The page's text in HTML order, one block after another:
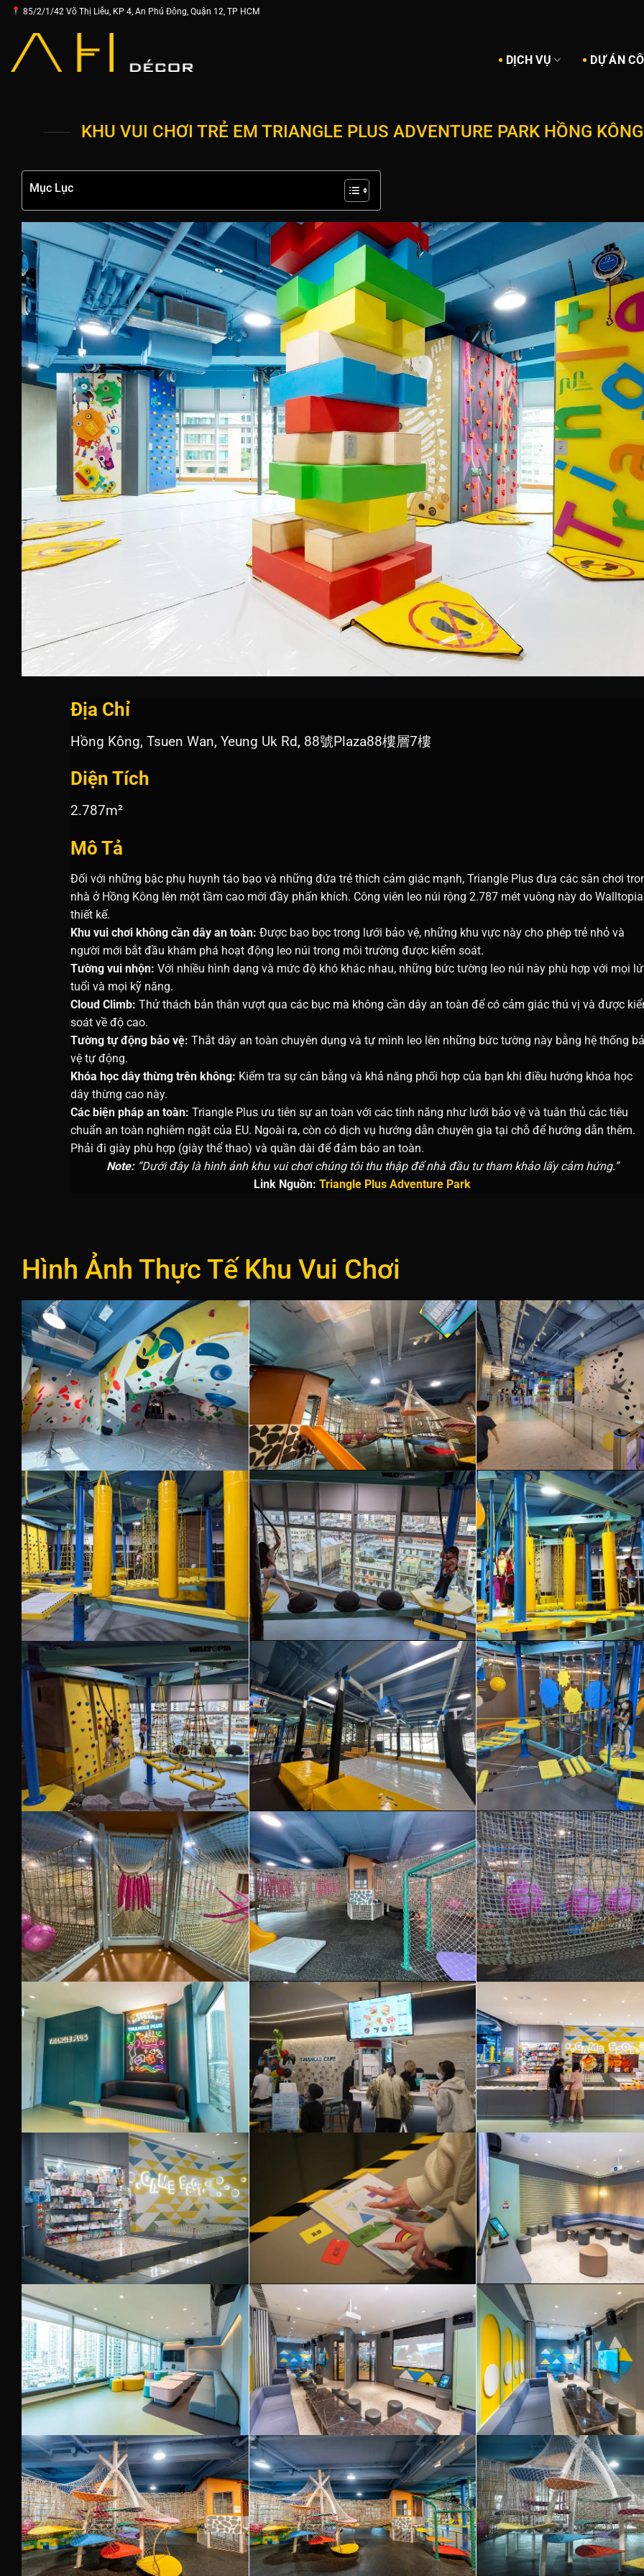
Chuyển
dung
85/2/1/42 Võ Thị Liễu, KP 4, An Phú Đông, Quận 12, TP HCM
DỊCH VỤ DỰ ÁN
KHU VUI CHƠI TRẺ EM TRIANGLE PLUS ADVENTURE PARK HỒNG KÔNG
Mục Lục
Địa Chỉ
Hồng Kông, Tsuen Wan, Yeung Uk Rd, 88號Plaza88樓層7樓
Diện Tích
2.787m²
Mô Tả
Đối với những bậc phụ huynh táo bạo và những đứa trẻ thích cảm giác mạnh, Triangle Plus đưa các sân chơi
nhà ở Hồng Kông lên một tầm cao mới đầy phấn khích. Công viên leo núi rộng 2.787 mét vuông này do Walltopia
thiết kế.
Khu vui chơi không cần dây an toàn: Được bao bọc trong lưới bảo vệ, những khu vực này cho phép trẻ nhỏ và
người mới bắt đầu khám phá hoạt động leo núi trong môi trường được kiểm soát.
Tường vui nhộn: Với nhiều hình dạng và mức độ khó khác nhau, những bức tường leo núi này phù hợp với mọi
tuổi và mọi kỹ năng.
Cloud Climb: Thử thách bản thân vượt qua các bục mà không cần dây an toàn để có cảm giác thú vị và được
soát về độ cao.
Tường tự động bảo vệ: Thắt dây an toàn chuyên dụng và tự mình leo lên những bức tường này bằng hệ thống
vệ tự động.
Khóa học dây thừng trên không: Kiểm tra sự cân bằng và khả năng phối hợp của bạn khi điều hướng khóa học
dây thừng cao này.
Các biện pháp an toàn: Triangle Plus ưu tiên sự an toàn với các tính năng như lưới bảo vệ và tuân thủ các tiêu
chuẩn an toàn nghiêm ngặt của EU. Ngoài ra, còn có dịch vụ hướng dẫn chuyên gia tại chỗ để hướng dẫn thêm.
Phải đi giày phù hợp (giày thể thao) và quần dài để đảm bảo an toàn.
Note:“Dưới đây là hình ảnh khu vui chơi chúng tôi thu thập để nhà đầu tư tham khảo lấy cảm hứng.”
Link Nguồn: Triangle Plus Adventure Park
Hình Ảnh Thực Tế Khu Vui Chơi